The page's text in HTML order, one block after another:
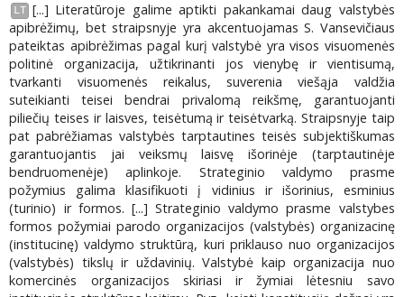
LT [...] Literatūroje galime aptikti pakankamai daug valstybės
apibrėžimų, bet straipsnyje yra akcentuojamas S. Vansevičiaus
pateiktas apibrėžimas pagal kurį valstybė yra visos visuomenės
politinė organizacija, užtikrinanti jos vienybę ir vientisumą,
tvarkanti visuomenės reikalus, suverenia viešąja valdžia
suteikianti teisei bendrai privalomą reikšmę, garantuojanti
piliečių teises ir laisves, teisėtumą ir teisėtvarką. Straipsnyje taip
pat pabrėžiamas valstybės tarptautines teisės subjektiškumas
garantuojantis jai veiksmų laisvę išorinėje (tarptautinėje
bendruomenėje) aplinkoje. Strateginio valdymo prasme
požymius galima klasifikuoti į vidinius ir išorinius, esminius
(turinio) ir formos. [...] Strateginio valdymo prasme valstybes
formos požymiai parodo organizacijos (valstybės) organizacinę
(institucinę) valdymo struktūrą, kuri priklauso nuo organizacijos
(valstybės) tikslų ir uždavinių. Valstybė kaip organizacija nuo
komercinės organizacijos skiriasi ir žymiai lėtesniu savo